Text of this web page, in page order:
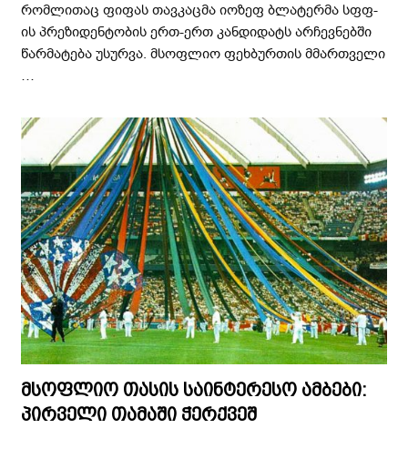
რომლითაც ფიფას თავკაცმა იოზეფ ბლატერმა სფფ-
ის პრეზიდენტობის ერთ-ერთ კანდიდატს არჩევნებში
წარმატება უსურვა. მსოფლიო ფეხბურთის მმართველი
…
მსოფლიო თასის საინტერესო ამბები:
პირველი თამაში ჭერქვეშ